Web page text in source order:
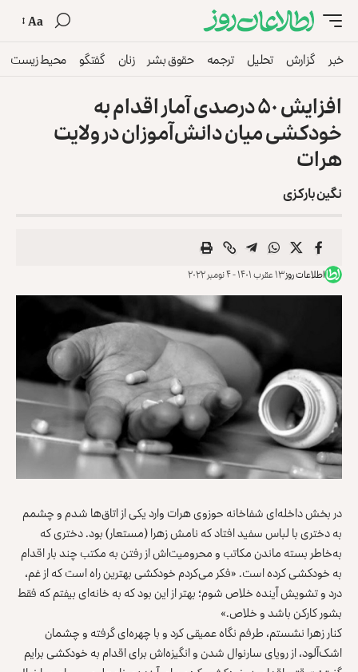
Aa
خبر گزارش تحلیل ترجمه حقوق بشر زنان گفتگو محیط زیست
افزایش ۵۰ درصدی آمار اقدام به
خودکشی میان دانش‌‌آموزان در ولایت
هرات
نگین بارکزی
اطلاعات روز۱۳ عقرب ۱۴۰۱ - ۴ نومبر ۲۰۲۲
در بخش داخله‌‌ای شفاخانه ‌‌حوزوی هرات‌ وارد یکی از اتاق‌ها شدم و چشمم
به دختری با لباس سفید افتاد که نامش زهرا (مستعار) بود. دختری که
به‌خاطر بسته ماندن مکاتب و محرومیت‌اش از رفتن به مکتب چند بار اقدام
به خودکشی کرده است. «فکر می‌کردم خودکشی بهترین راه است که از غم،
درد و تشویش آینده خلاص شوم؛ بهتر از این بود که به خانه‌ای بیفتم که فقط
بشور کارکن باشد و خلاص.»
کنار زهرا نشستم، طرفم نگاه عمیقی کرد و با چهره‌ای گرفته و چشمان
اشک‌آلود، از رویای سارنوال شدن و انگیزه‌اش برای اقدام به خودکشی برایم